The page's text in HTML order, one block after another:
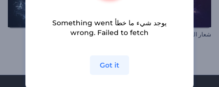
شعار الجسيمات المشتعلة افتتاحية جهاز تحكم بالألعاب
يوجد شيء ما خطأ Something went
wrong. Failed to fetch
Got it